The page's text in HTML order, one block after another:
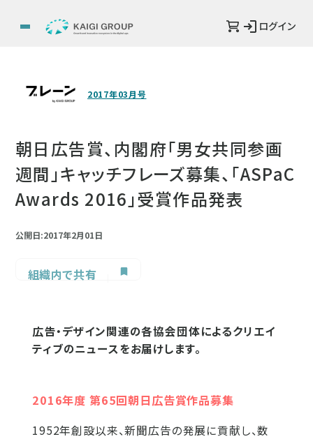
ログイン
2017年03月号
朝日広告賞、内閣府「男女共同参画
週間」キャッチフレーズ募集、「ASPaC
Awards 2016」受賞作品発表
公開日:2017年2月01日
組織内で共有
広告・デザイン関連の各協会団体によるクリエイ
ティブのニュースをお届けします。
2016年度 第65回朝日広告賞作品募集
1952年創設以来、新聞広告の発展に貢献し、数